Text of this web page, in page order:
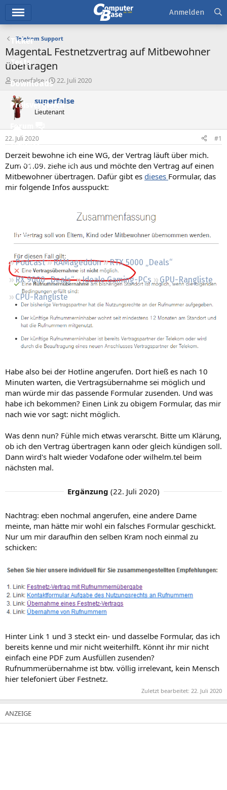
Ticker
Tests
Downloads
Preisvergleich
Forum
Aktuelles
Empfohlene Inhalte
Neue Beiträge
Regeln
Podcast RAMageddon
RTX 5000 „Deals“
RX 9000 „Deals“
Ideale Gaming-PCs
GPU-Rangliste
CPU-Rangliste
Anmelden
Telekom Support
MagentaL Festnetzvertrag auf Mitbewohner
übertragen
E
r
s
t
e
e
r
superfalse
E
s
e
t
a
m
22. Juli 2020
superfalse
Lieutenant
22. Juli 2020 #1
Derzeit bewohne ich eine WG, der Vertrag läuft über mich.
Zum 01.09. ziehe ich aus und möchte den Vertrag auf einen
Mitbewohner übertragen. Dafür gibt es dieses Formular, das
mir folgende Infos ausspuckt:
Habe also bei der Hotline angerufen. Dort hieß es nach 10
Minuten warten, die Vertragsübernahme sei möglich und
man würde mir das passende Formular zusenden. Und was
habe ich bekommen? Einen Link zu obigem Formular, das mir
nach wie vor sagt: nicht möglich.
Was denn nun? Fühle mich etwas verarscht. Bitte um Klärung,
ob ich den Vertrag übertragen kann oder gleich kündigen soll.
Dann wird's halt wieder Vodafone oder wilhelm.tel beim
nächsten mal.
Ergänzung (22. Juli 2020)
Nachtrag: eben nochmal angerufen, eine andere Dame
meinte, man hätte mir wohl ein falsches Formular geschickt.
Nur um mir daraufhin den selben Kram noch einmal zu
schicken:
Hinter Link 1 und 3 steckt ein- und dasselbe Formular, das ich
bereits kenne und mir nicht weiterhilft. Könnt ihr mir nicht
einfach eine PDF zum Ausfüllen zusenden?
Rufnummerübernahme ist btw. völlig irrelevant, kein Mensch
hier telefoniert über Festnetz.
Zuletzt bearbeitet: 22. Juli 2020